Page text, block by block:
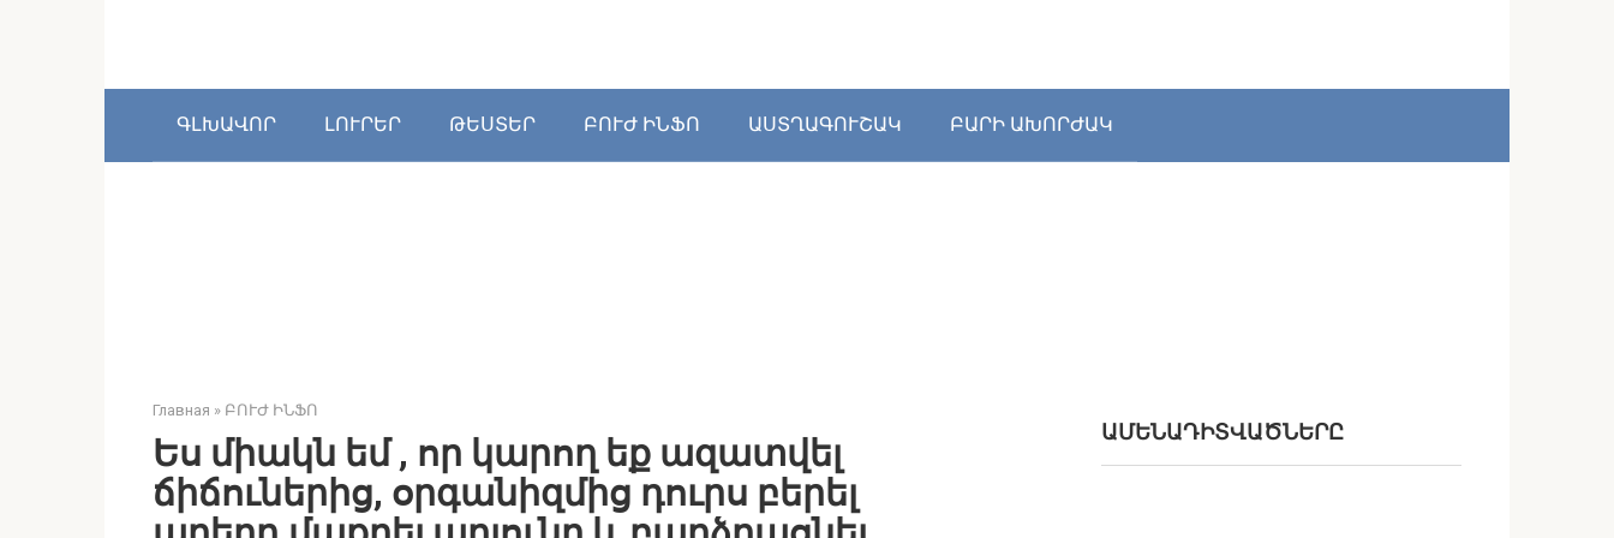
ԳԼԽԱՎՈՐ ԼՈՒՐԵՐ ԹԵՍՏԵՐ ԲՈՒԺ ԻՆՖՈ ԱՍՏՂԱԳՈՒՇԱԿ ԲԱՐԻ ԱԽՈՐԺԱԿ
Главная » ԲՈՒԺ ԻՆՖՈ
Ես միակն եմ , որ կարող եք ազատվել
ճիճուներից, օրգանիզմից դուրս բերել
ԱՄԵՆԱԴԻՏՎԱԾՆԵՐԸ